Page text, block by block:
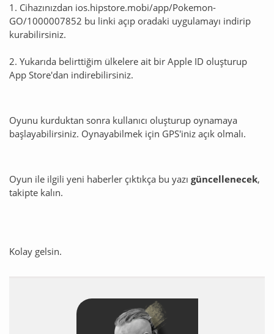
1. Cihazınızdan ios.hipstore.mobi/app/Pokemon-
GO/1000007852 bu linki açıp oradaki uygulamayı indirip
kurabilirsiniz.
2. Yukarıda belirttiğim ülkelere ait bir Apple ID oluşturup
App Store'dan indirebilirsiniz.
Oyunu kurduktan sonra kullanıcı oluşturup oynamaya
başlayabilirsiniz. Oynayabilmek için GPS'iniz açık olmalı.
Oyun ile ilgili yeni haberler çıktıkça bu yazı güncellenecek,
takipte kalın.
Kolay gelsin.